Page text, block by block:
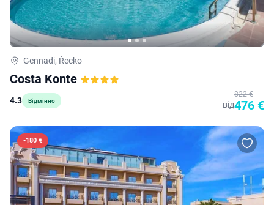
Gennadi, Řecko
Costa Konte
4.3 Відмінно від
822 €
476 €
-180 €